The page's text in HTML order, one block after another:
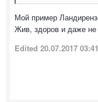
Мой пример
Жив, здоров и даже не
Edited 20.07.2017 03:41